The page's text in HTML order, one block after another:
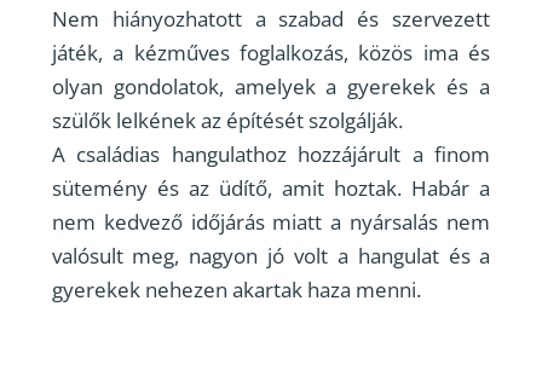
Nem hiányozhatott a szabad és szervezett
játék, a kézműves foglalkozás, közös ima és
olyan gondolatok, amelyek a gyerekek és a
szülők lelkének az építését szolgálják.
A családias hangulathoz hozzájárult a finom
sütemény és az üdítő, amit hoztak. Habár a
nem kedvező időjárás miatt a nyársalás nem
valósult meg, nagyon jó volt a hangulat és a
gyerekek nehezen akartak haza menni.